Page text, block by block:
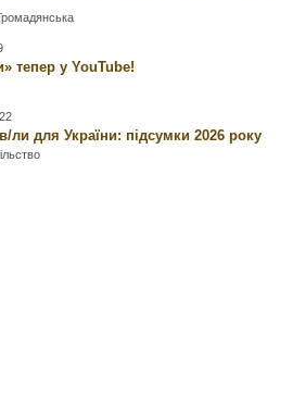
тепер у YouTube!
для України: підсумки 2026 року